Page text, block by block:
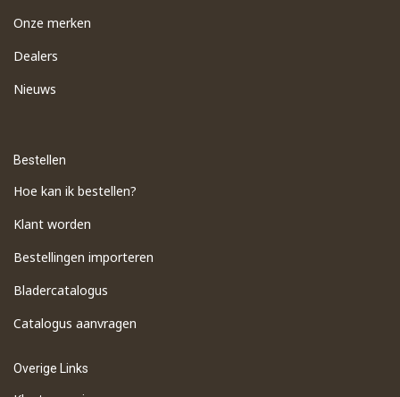
Onze merken
Dealers
Nieuws
Bestellen
Hoe kan ik bestellen?
Klant worden
Bestellingen importeren
​Bladercatalogus
​Catalogus aanvragen
Overige Links